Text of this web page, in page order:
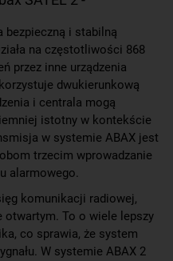
bezpieczną i stabilną
na częstotliwości 868
przez inne urządzenia
dwukierunkową
i centrala mogą
istotny w kontekście
w systemie ABAX jest
trzecim wprowadzanie
alarmowego.
komunikacji radiowej,
otwartym. To o wiele lepszy
co sprawia, że system
W systemie ABAX 2